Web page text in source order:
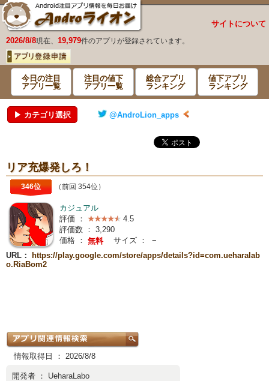
サイトについて
2026/8/8現在、 19,979件のアプリが登録されています。
今日の注目
アプリ一覧
注目の値下
アプリ一覧
総合アプリ
ランキング
値下アプリ
ランキング
▶ カテゴリ選択 @AndroLion_apps
リア充爆発しろ！
346位 （前回 354位）
カジュアル
評価 ：
4.5
評価数 ： 3,290
価格 ： 無料 サイズ ：
－
URL：
https://play.google.com/store/apps/details?id=com.ueharalab
o.RiaBom2
情報取得日 ： 2026/8/8
開発者 ： UeharaLabo